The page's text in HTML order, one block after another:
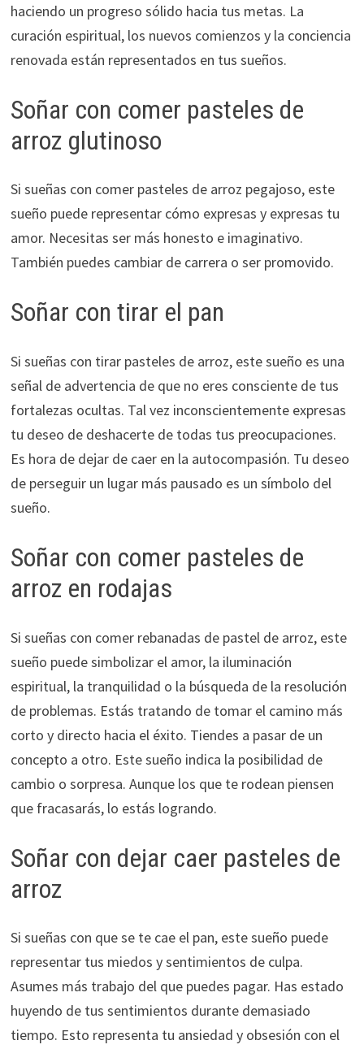
haciendo un progreso sólido hacia tus metas. La
curación espiritual, los nuevos comienzos y la conciencia
renovada están representados en tus sueños.
Soñar con comer pasteles de
arroz glutinoso
Si sueñas con comer pasteles de arroz pegajoso, este
sueño puede representar cómo expresas y expresas tu
amor. Necesitas ser más honesto e imaginativo.
También puedes cambiar de carrera o ser promovido.
Soñar con tirar el pan
Si sueñas con tirar pasteles de arroz, este sueño es una
señal de advertencia de que no eres consciente de tus
fortalezas ocultas. Tal vez inconscientemente expresas
tu deseo de deshacerte de todas tus preocupaciones.
Es hora de dejar de caer en la autocompasión. Tu deseo
de perseguir un lugar más pausado es un símbolo del
sueño.
Soñar con comer pasteles de
arroz en rodajas
Si sueñas con comer rebanadas de pastel de arroz, este
sueño puede simbolizar el amor, la iluminación
espiritual, la tranquilidad o la búsqueda de la resolución
de problemas. Estás tratando de tomar el camino más
corto y directo hacia el éxito. Tiendes a pasar de un
concepto a otro. Este sueño indica la posibilidad de
cambio o sorpresa. Aunque los que te rodean piensen
que fracasarás, lo estás logrando.
Soñar con dejar caer pasteles de
arroz
Si sueñas con que se te cae el pan, este sueño puede
representar tus miedos y sentimientos de culpa.
Asumes más trabajo del que puedes pagar. Has estado
huyendo de tus sentimientos durante demasiado
tiempo. Esto representa tu ansiedad y obsesión con el